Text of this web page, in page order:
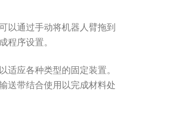
以通过手动将机器人臂拖到
程序设置。
适应各种类型的固定装置。
送带结合使用以完成材料处